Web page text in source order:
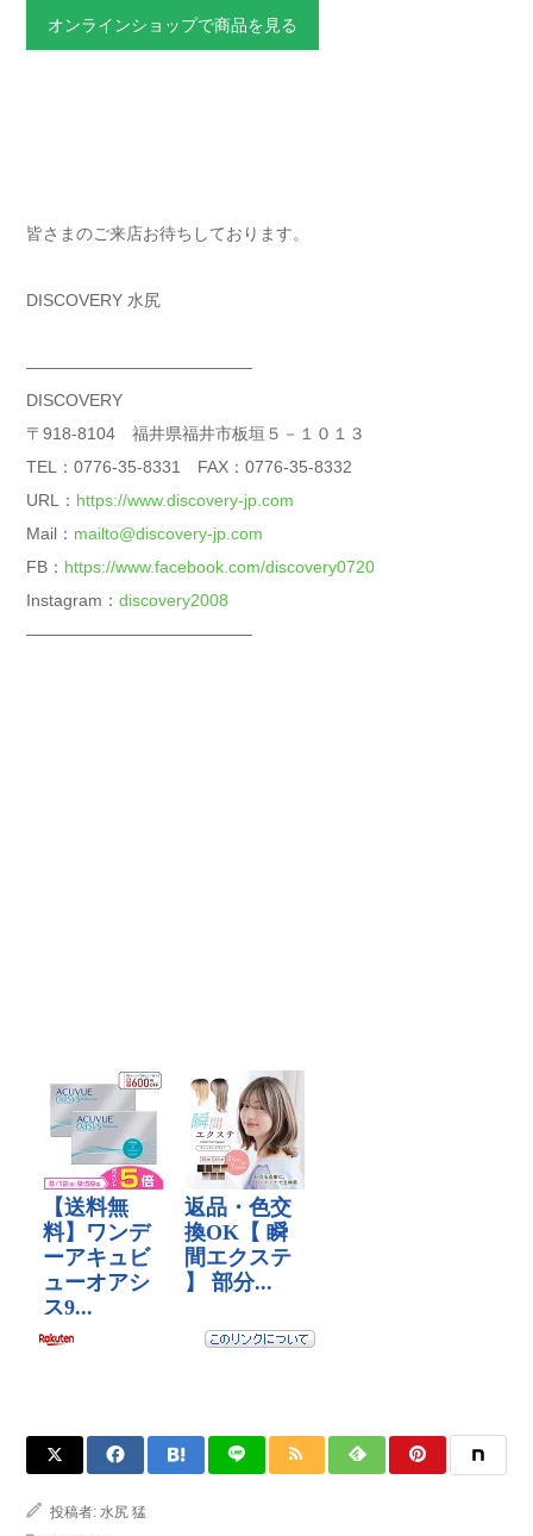
オンラインショップで商品を見る
皆さまのご来店お待ちしております。
DISCOVERY 水尻
—————————————–
DISCOVERY
〒918-8104 福井県福井市板垣５－１０１３
TEL：0776-35-8331 FAX：0776-35-8332
URL： https://www.discovery-jp.com
Mail： mailto@discovery-jp.com
FB： https://www.facebook.com/discovery0720
Instagram： discovery2008
—————————————–
投稿者: 水尻 猛